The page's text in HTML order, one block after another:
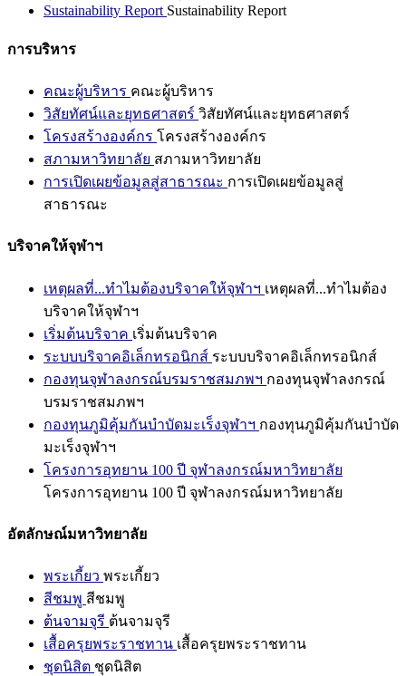
Sustainability Report Sustainability Report
การบริหาร
คณะผู้บริหาร คณะผู้บริหาร
วิสัยทัศน์และยุทธศาสตร์ วิสัยทัศน์และยุทธศาสตร์
โครงสร้างองค์กร โครงสร้างองค์กร
สภามหาวิทยาลัย สภามหาวิทยาลัย
การเปิดเผยข้อมูลสู่สาธารณะ การเปิดเผยข้อมูลสู่
สาธารณะ
บริจาคให้จุฬาฯ
เหตุผลที่...ทำไมต้องบริจาคให้จุฬาฯ เหตุผลที่...ทำไมต้อง
บริจาคให้จุฬาฯ
เริ่มต้นบริจาค เริ่มต้นบริจาค
ระบบบริจาคอิเล็กทรอนิกส์ ระบบบริจาคอิเล็กทรอนิกส์
กองทุนจุฬาลงกรณ์บรมราชสมภพฯ กองทุนจุฬาลงกรณ์
บรมราชสมภพฯ
กองทุนภูมิคุ้มกันบำบัดมะเร็งจุฬาฯ กองทุนภูมิคุ้มกันบำบัด
มะเร็งจุฬาฯ
โครงการอุทยาน 100 ปี จุฬาลงกรณ์มหาวิทยาลัย
โครงการอุทยาน 100 ปี จุฬาลงกรณ์มหาวิทยาลัย
อัตลักษณ์มหาวิทยาลัย
พระเกี้ยว พระเกี้ยว
สีชมพู สีชมพู
ต้นจามจุรี ต้นจามจุรี
เสื้อครุยพระราชทาน เสื้อครุยพระราชทาน
ชุดนิสิต ชุดนิสิต